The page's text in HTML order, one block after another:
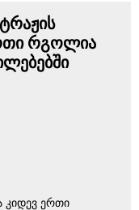
რგოლია
კიდევ ერთი